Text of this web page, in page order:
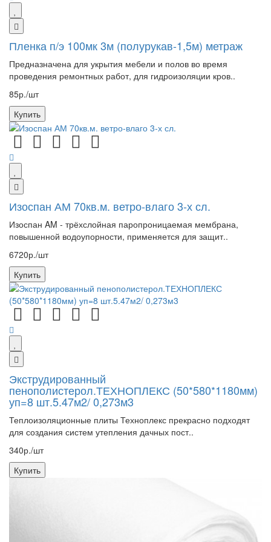
Пленка п/э 100мк 3м (полурукав-1,5м) метраж
Предназначена для укрытия мебели и полов во время
проведения ремонтных работ, для гидроизоляции кров..
85р./шт
Купить
Изоспан АМ 70кв.м. ветро-влаго 3-х сл.
Изоспан AM - трёхслойная паропроницаемая мембрана,
повышенной водоупорности, применяется для защит..
6720р./шт
Купить
Экструдированный
пенополистерол.ТЕХНОПЛЕКС (50*580*1180мм)
уп=8 шт.5.47м2/ 0,273м3
Теплоизоляционные плиты Техноплекс прекрасно подходят
для создания систем утепления дачных пост..
340р./шт
Купить